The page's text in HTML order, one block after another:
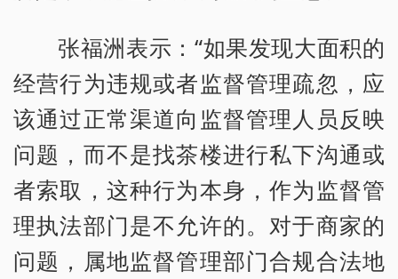
张福洲表示：“如果发现大面积的
经营行为违规或者监督管理疏忽，应
该通过正常渠道向监督管理人员反映
问题，而不是找茶楼进行私下沟通或
者索取，这种行为本身，作为监督管
理执法部门是不允许的。对于商家的
问题，属地监督管理部门合规合法地